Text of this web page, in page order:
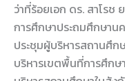
ว่าที่ร้อยเอก ดร. สาโร
การศึกษาประถมศึกษาน
ประชุมผู้บริหารสถานศึ
บริหารเขตพื้นที่การศึกษ